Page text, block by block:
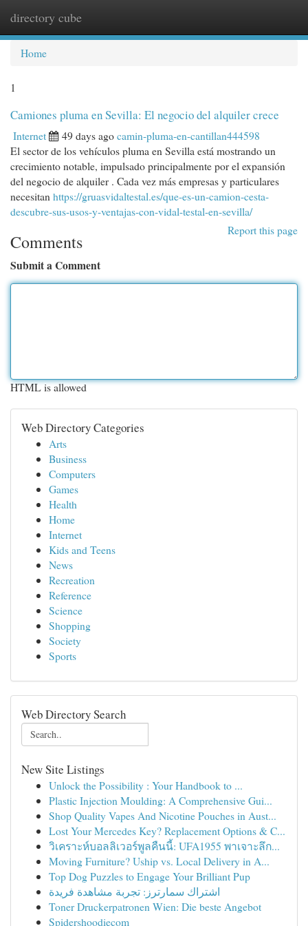
directory cube
Home
1
Camiones pluma en Sevilla: El negocio del alquiler crece
Internet 49 days agocamin-pluma-en-cantillan444598
El sector de los vehículos pluma en Sevilla está mostrando un
crecimiento notable, impulsado principalmente por el expansión
del negocio de alquiler . Cada vez más empresas y particulares
necesitan https://gruasvidaltestal.es/que-es-un-camion-cesta-
descubre-sus-usos-y-ventajas-con-vidal-testal-en-sevilla/
Report this page
Comments
Submit a Comment
HTML is allowed
Web Directory Categories
Arts
Business
Computers
Games
Health
Home
Internet
Kids and Teens
News
Recreation
Reference
Science
Shopping
Society
Sports
Web Directory Search
New Site Listings
Unlock the Possibility : Your Handbook to ...
Plastic Injection Moulding: A Comprehensive Gui...
Shop Quality Vapes And Nicotine Pouches in Aust...
Lost Your Mercedes Key? Replacement Options & C...
วิเคราะห์บอลลิเวอร์พูลคืนนี้: UFA1955 พาเจาะลึก...
Moving Furniture? Uship vs. Local Delivery in A...
Top Dog Puzzles to Engage Your Brilliant Pup
اشتراك سمارترز: تجربة مشاهدة فريدة
Toner Druckerpatronen Wien: Die beste Angebot
Spidershoodiecom